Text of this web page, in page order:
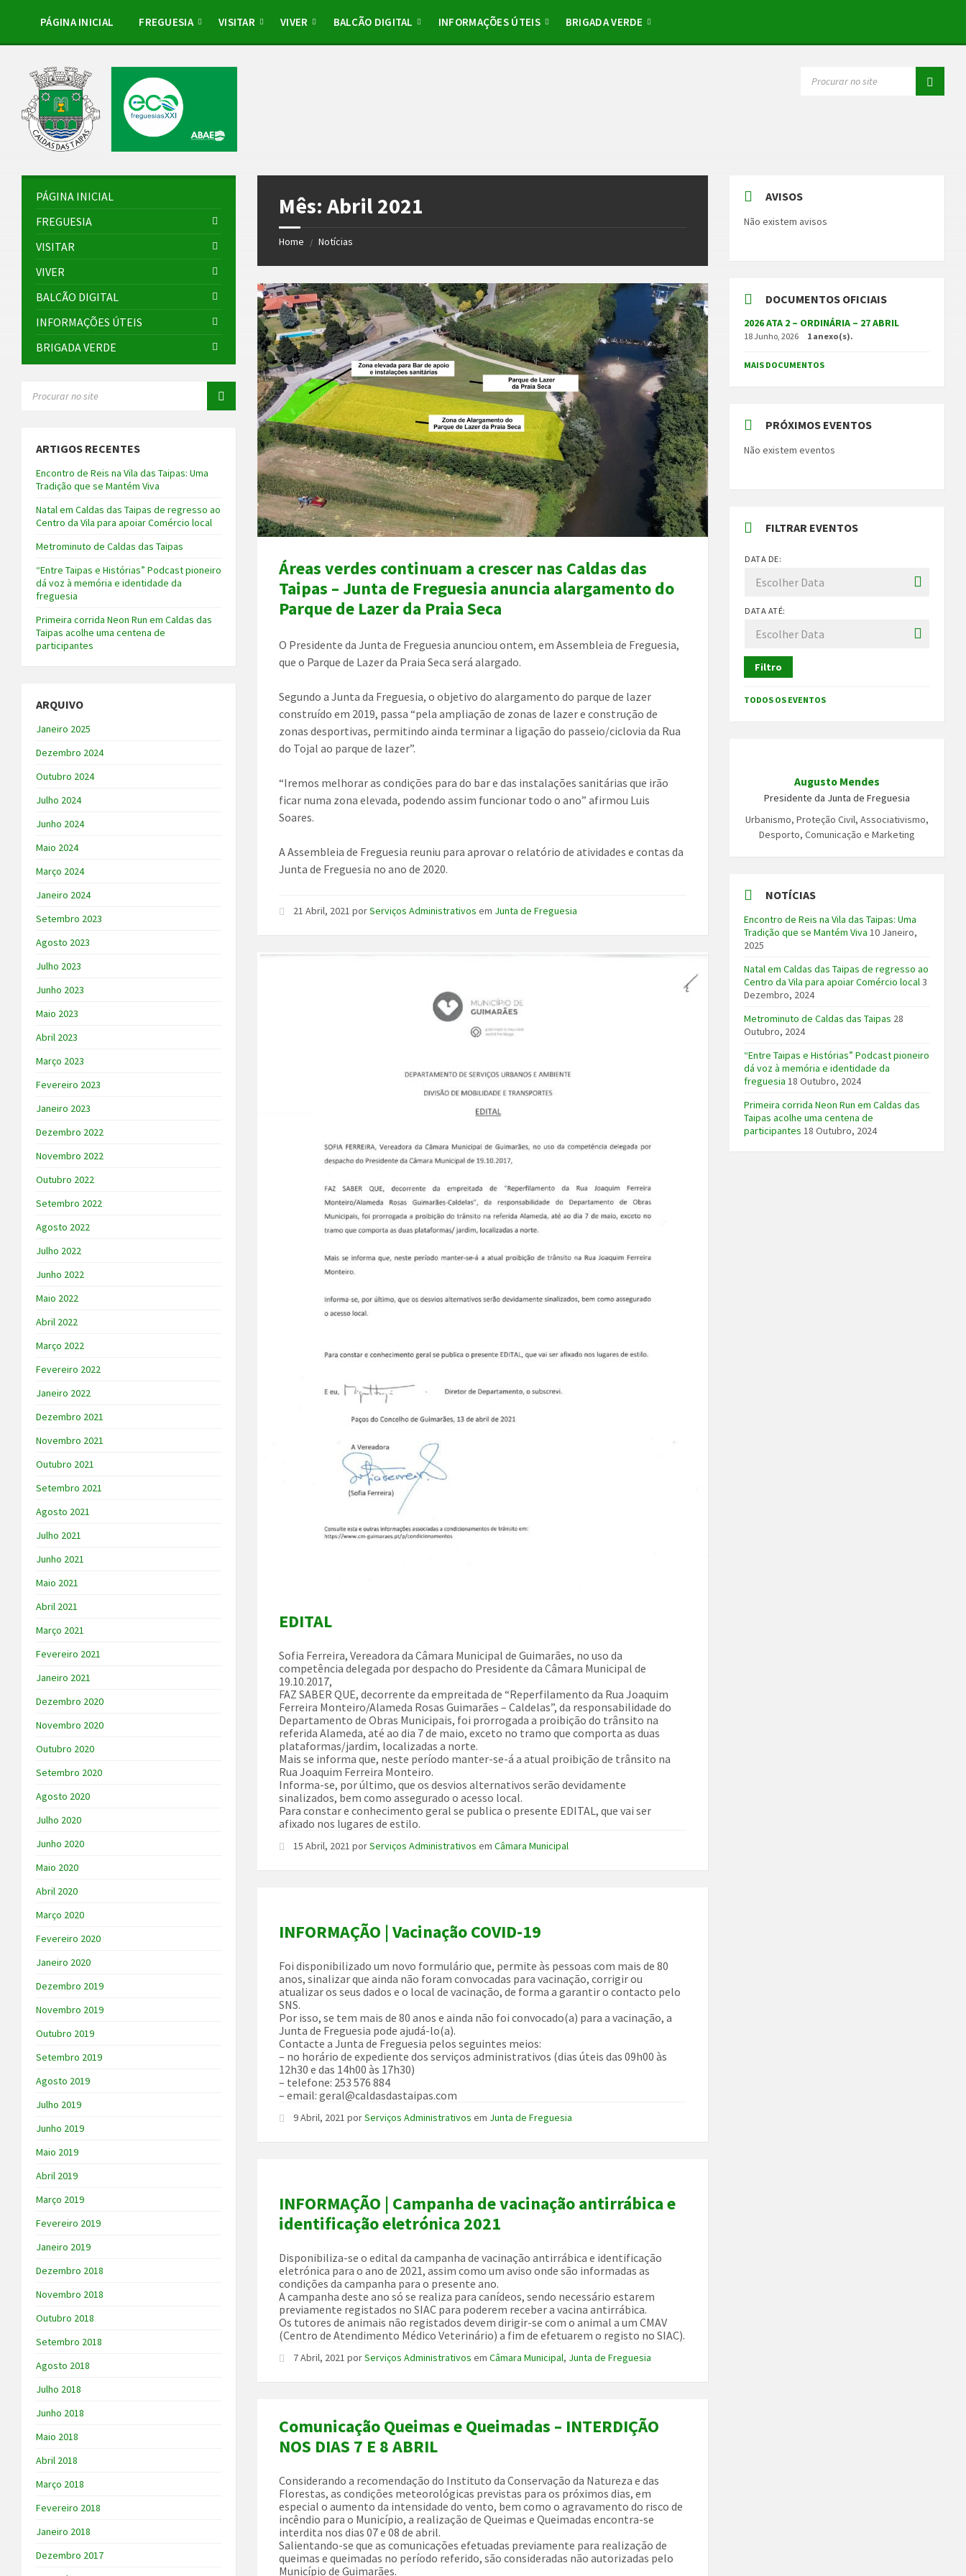
sidebar
sidebar
PÁGINA INICIAL FREGUESIA VISITAR VIVER BALCÃO DIGITAL INFORMAÇÕES ÚTEIS BRIGADA VERDE
Mês:Abril 2021
Home / Notícias
Áreas verdes continuam a crescer nas Caldas das
Taipas – Junta de Freguesia anuncia alargamento do
Parque de Lazer da Praia Seca
O Presidente da Junta de Freguesia anunciou ontem, em Assembleia de Freguesia,
que o Parque de Lazer da Praia Seca será alargado.
Segundo a Junta da Freguesia, o objetivo do alargamento do parque de lazer
construído em 2019, passa “pela ampliação de zonas de lazer e construção de
zonas desportivas, permitindo ainda terminar a ligação do passeio/ciclovia da Rua
do Tojal ao parque de lazer”.
“Iremos melhorar as condições para do bar e das instalações sanitárias que irão
ficar numa zona elevada, podendo assim funcionar todo o ano” afirmou Luis
Soares.
A Assembleia de Freguesia reuniu para aprovar o relatório de atividades e contas da
Junta de Freguesia no ano de 2020.
21 Abril, 2021porServiços Administrativos em Junta de Freguesia
EDITAL
Sofia Ferreira, Vereadora da Câmara Municipal de Guimarães, no uso da
competência delegada por despacho do Presidente da Câmara Municipal de
19.10.2017,
FAZ SABER QUE, decorrente da empreitada de “Reperfilamento da Rua Joaquim
Ferreira Monteiro/Alameda Rosas Guimarães – Caldelas”, da responsabilidade do
Departamento de Obras Municipais, foi prorrogada a proibição do trânsito na
referida Alameda, até ao dia 7 de maio, exceto no tramo que comporta as duas
plataformas/jardim, localizadas a norte.
Mais se informa que, neste período manter-se-á a atual proibição de trânsito na
Rua Joaquim Ferreira Monteiro.
Informa-se, por último, que os desvios alternativos serão devidamente
sinalizados, bem como assegurado o acesso local.
Para constar e conhecimento geral se publica o presente EDITAL, que vai ser
afixado nos lugares de estilo.
15 Abril, 2021porServiços Administrativos emCâmara Municipal
INFORMAÇÃO | Vacinação COVID-19
Foi disponibilizado um novo formulário que, permite às pessoas com mais de 80
anos, sinalizar que ainda não foram convocadas para vacinação, corrigir ou
atualizar os seus dados e o local de vacinação, de forma a garantir o contacto pelo
SNS.
Por isso, se tem mais de 80 anos e ainda não foi convocado(a) para a vacinação, a
Junta de Freguesia pode ajudá-lo(a).
Contacte a Junta de Freguesia pelos seguintes meios:
– no horário de expediente dos serviços administrativos (dias úteis das 09h00 às
12h30 e das 14h00 às 17h30)
– telefone: 253 576 884
– email: geral@caldasdastaipas.com
9 Abril, 2021porServiços Administrativos em Junta de Freguesia
INFORMAÇÃO | Campanha de vacinação antirrábica e
identificação eletrónica 2021
Disponibiliza-se o edital da campanha de vacinação antirrábica e identificação
eletrónica para o ano de 2021, assim como um aviso onde são informadas as
condições da campanha para o presente ano.
A campanha deste ano só se realiza para canídeos, sendo necessário estarem
previamente registados no SIAC para poderem receber a vacina antirrábica.
Os tutores de animais não registados devem dirigir-se com o animal a um CMAV
(Centro de Atendimento Médico Veterinário) a fim de efetuarem o registo no SIAC).
7 Abril, 2021porServiços Administrativos emCâmara Municipal, Junta de Freguesia
Comunicação Queimas e Queimadas – INTERDIÇÃO
NOS DIAS 7 E 8 ABRIL
Considerando a recomendação do Instituto da Conservação da Natureza e das
Florestas, as condições meteorológicas previstas para os próximos dias, em
especial o aumento da intensidade do vento, bem como o agravamento do risco de
incêndio para o Município, a realização de Queimas e Queimadas encontra-se
interdita nos dias 07 e 08 de abril.
Salientando-se que as comunicações efetuadas previamente para realização de
queimas e queimadas no período referido, são consideradas não autorizadas pelo
Município de Guimarães.
PÁGINA INICIAL
FREGUESIA
VISITAR
VIVER
BALCÃO DIGITAL
INFORMAÇÕES ÚTEIS
BRIGADA VERDE
ARTIGOS RECENTES
Encontro de Reis na Vila das Taipas: Uma
Tradição que se Mantém Viva
Natal em Caldas das Taipas de regresso ao
Centro da Vila para apoiar Comércio local
Metrominuto de Caldas das Taipas
“Entre Taipas e Histórias” Podcast pioneiro
dá voz à memória e identidade da
freguesia
Primeira corrida Neon Run em Caldas das
Taipas acolhe uma centena de
participantes
ARQUIVO
Janeiro 2025
Dezembro 2024
Outubro 2024
Julho 2024
Junho 2024
Maio 2024
Março 2024
Janeiro 2024
Setembro 2023
Agosto 2023
Julho 2023
Junho 2023
Maio 2023
Abril 2023
Março 2023
Fevereiro 2023
Janeiro 2023
Dezembro 2022
Novembro 2022
Outubro 2022
Setembro 2022
Agosto 2022
Julho 2022
Junho 2022
Maio 2022
Abril 2022
Março 2022
Fevereiro 2022
Janeiro 2022
Dezembro 2021
Novembro 2021
Outubro 2021
Setembro 2021
Agosto 2021
Julho 2021
Junho 2021
Maio 2021
Abril 2021
Março 2021
Fevereiro 2021
Janeiro 2021
Dezembro 2020
Novembro 2020
Outubro 2020
Setembro 2020
Agosto 2020
Julho 2020
Junho 2020
Maio 2020
Abril 2020
Março 2020
Fevereiro 2020
Janeiro 2020
Dezembro 2019
Novembro 2019
Outubro 2019
Setembro 2019
Agosto 2019
Julho 2019
Junho 2019
Maio 2019
Abril 2019
Março 2019
Fevereiro 2019
Janeiro 2019
Dezembro 2018
Novembro 2018
Outubro 2018
Setembro 2018
Agosto 2018
Julho 2018
Junho 2018
Maio 2018
Abril 2018
Março 2018
Fevereiro 2018
Janeiro 2018
Dezembro 2017
AVISOS
Não existem avisos
DOCUMENTOS OFICIAIS
2026 ATA 2 – ORDINÁRIA – 27 ABRIL
18 Junho, 2026 1 anexo(s).
MAIS DOCUMENTOS
PRÓXIMOS EVENTOS
Não existem eventos
FILTRAR EVENTOS
DATA DE:
DATA ATÉ:
Filtro
TODOS OS EVENTOS
Augusto Mendes
Presidente da Junta de Freguesia
Urbanismo, Proteção Civil, Associativismo,
Desporto, Comunicação e Marketing
NOTÍCIAS
Encontro de Reis na Vila das Taipas: Uma
Tradição que se Mantém Viva 10 Janeiro,
2025
Natal em Caldas das Taipas de regresso ao
Centro da Vila para apoiar Comércio local3
Dezembro, 2024
Metrominuto de Caldas das Taipas 28
Outubro, 2024
“Entre Taipas e Histórias” Podcast pioneiro
dá voz à memória e identidade da
freguesia 18 Outubro, 2024
Primeira corrida Neon Run em Caldas das
Taipas acolhe uma centena de
participantes 18 Outubro, 2024